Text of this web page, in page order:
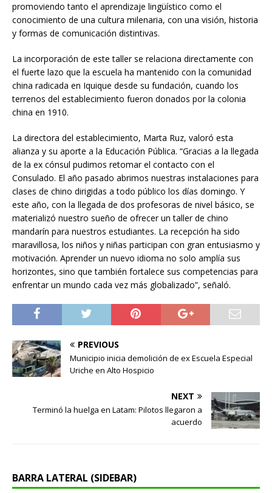
promoviendo tanto el aprendizaje lingüístico como el
conocimiento de una cultura milenaria, con una visión, historia
y formas de comunicación distintivas.
La incorporación de este taller se relaciona directamente con
el fuerte lazo que la escuela ha mantenido con la comunidad
china radicada en Iquique desde su fundación, cuando los
terrenos del establecimiento fueron donados por la colonia
china en 1910.
La directora del establecimiento, Marta Ruz, valoró esta
alianza y su aporte a la Educación Pública. “Gracias a la llegada
de la ex cónsul pudimos retomar el contacto con el
Consulado. El año pasado abrimos nuestras instalaciones para
clases de chino dirigidas a todo público los días domingo. Y
este año, con la llegada de dos profesoras de nivel básico, se
materializó nuestro sueño de ofrecer un taller de chino
mandarín para nuestros estudiantes. La recepción ha sido
maravillosa, los niños y niñas participan con gran entusiasmo y
motivación. Aprender un nuevo idioma no solo amplía sus
horizontes, sino que también fortalece sus competencias para
enfrentar un mundo cada vez más globalizado”, señaló.
PREVIOUS
Municipio inicia demolición de ex Escuela Especial
Uriche en Alto Hospicio
NEXT
Terminó la huelga en Latam: Pilotos llegaron a
acuerdo
BARRA LATERAL (SIDEBAR)